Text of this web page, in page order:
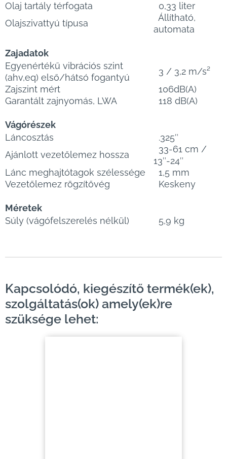
Olaj tartály térfogata
0,33 liter
Olajszivattyú típusa
Állítható,
automata
Zajadatok
Egyenértékű vibrációs szint
(ahv,eq) első/hátsó fogantyú
3 / 3,2 m/s²
Zajszint mért
106dB(A)
Garantált zajnyomás, LWA
118 dB(A)
Vágórészek
Láncosztás
.325″
Ajánlott vezetőlemez hossza
33-61 cm /
13″-24″
Lánc meghajtótagok szélessége
1,5 mm
Vezetőlemez rögzítővég
Keskeny
Méretek
Súly (vágófelszerelés nélkül)
5,9 kg
Kapcsolódó, kiegészítő termék(ek),
szolgáltatás(ok) amely(ek)re
szüksége lehet: